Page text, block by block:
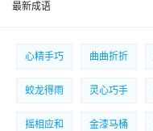
最新成语
心精手巧 曲曲折折
蛟龙得雨 灵心巧手
摇相应和 金漆马桶